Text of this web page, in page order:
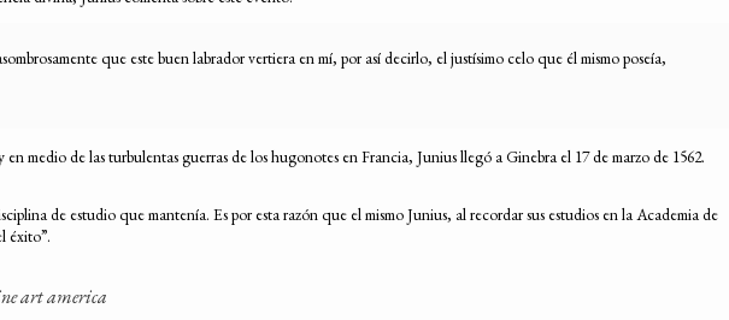
que este buen labrador vertiera en mí, por así decirlo, el justísimo celo que él mismo poseía,
medio de las turbulentas guerras de los hugonotes en Francia, Junius llegó a Ginebra el 17 de marzo de 1562.
de estudio que mantenía. Es por esta razón que el mismo Junius, al recordar sus estudios en la Academia de
éxito”.
art america